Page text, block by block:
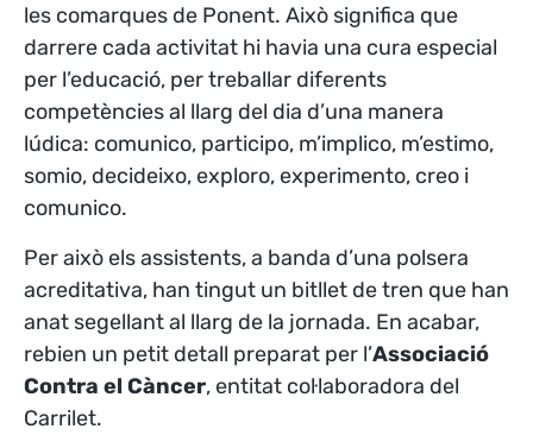
les comarques de Ponent. Això significa que
darrere cada activitat hi havia una cura especial
per l’educació, per treballar diferents
competències al llarg del dia d’una manera
lúdica: comunico, participo, m’implico, m’estimo,
somio, decideixo, exploro, experimento, creo i
comunico.
Per això els assistents, a banda d’una polsera
acreditativa, han tingut un bitllet de tren que han
anat segellant al llarg de la jornada. En acabar,
rebien un petit detall preparat per l’Associació
Contra el Càncer, entitat col·laboradora del
Carrilet.